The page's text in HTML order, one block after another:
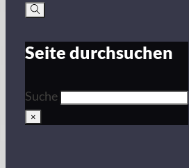
Seite durchsuchen
Suche
×